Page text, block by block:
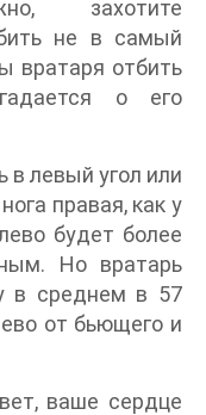
захотите
не в самый
вратаря отбить
о его
левый угол или
правая, как у
будет более
Но вратарь
в среднем в 57
от бьющего и
ваше сердце